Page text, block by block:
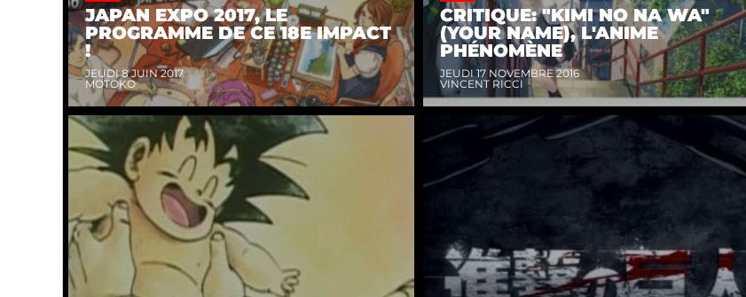
JAPAN EXPO 2017, LE
PROGRAMME DE CE 18E IMPACT
!
JEUDI 8 JUIN 2017
MOTOKO
CRITIQUE: "KIMI NO NA WA"
(YOUR NAME), L'ANIME
PHÉNOMÈNE
JEUDI 17 NOVEMBRE 2016
VINCENT RICCI